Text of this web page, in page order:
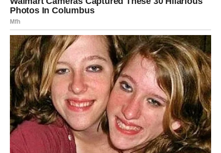
emocija i sopstvenih potreba.
Sada dolazi harmonija.
Ljubav
Ako ste u vezi, dolazi pomirenje, razumevanje i jača
povezanost. Ako ste slobodni, moguće je poznanstvo
koje donosi stabilnost i sigurnost.
Unutrašnja ravnoteža